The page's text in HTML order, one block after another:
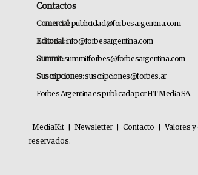
Contactos
Comercial:publicidad@forbesargentina.com
Editorial:info@forbesargentina.com
Summit:summitforbes@forbesargentina.com
Suscripciones:suscripciones@forbes.ar
Forbes Argentina es publicada por HT Media SA.
MediaKit Newsletter Contacto Valores
reservados.